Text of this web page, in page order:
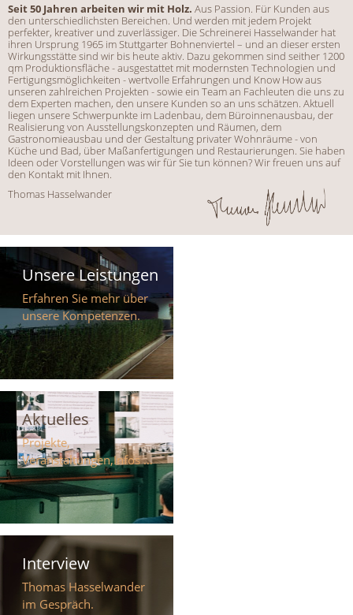
Seit 50 Jahren arbeiten wir mit Holz. Aus Passion. Für Kunden aus
den unterschiedlichsten Bereichen. Und werden mit jedem Projekt
perfekter, kreativer und zuverlässiger. Die Schreinerei Hasselwander hat
ihren Ursprung 1965 im Stuttgarter Bohnenviertel – und an dieser ersten
Wirkungsstätte sind wir bis heute aktiv. Dazu gekommen sind seither 1200
qm Produktionsfläche - ausgestattet mit modernsten Technologien und
Fertigungsmöglichkeiten - wertvolle Erfahrungen und Know How aus
unseren zahlreichen Projekten - sowie ein Team an Fachleuten die uns zu
dem Experten machen, den unsere Kunden so an uns schätzen. Aktuell
liegen unsere Schwerpunkte im Ladenbau, dem Büroinnenausbau, der
Realisierung von Ausstellungskonzepten und Räumen, dem
Gastronomieausbau und der Gestaltung privater Wohnräume - von
Küche und Bad, über Maßanfertigungen und Restaurierungen. Sie haben
Ideen oder Vorstellungen was wir für Sie tun können? Wir freuen uns auf
den Kontakt mit Ihnen.
Thomas Hasselwander
Unsere Leistungen
Erfahren Sie mehr über
unsere Kompetenzen.
Aktuelles
Projekte,
Veranstaltungen,Infos …
Interview
Thomas Hasselwander
im Gespräch.